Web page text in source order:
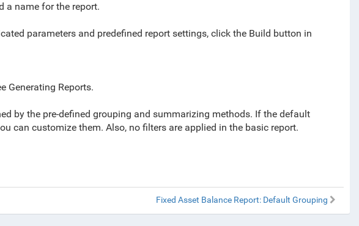
a name for the report.
parameters and predefined report settings, click the Build button in
Generating Reports.
by the pre-defined grouping and summarizing methods. If the default
can customize them. Also, no filters are applied in the basic report.
Fixed Asset Balance Report: Default Grouping